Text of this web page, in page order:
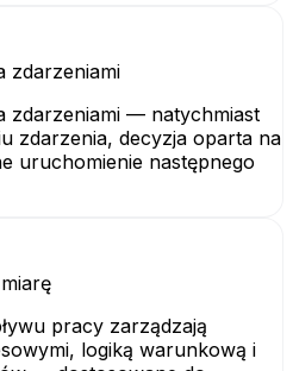
zdarzeniami
zdarzeniami — natychmiast
zdarzenia, decyzja oparta na
uruchomienie następnego
pracy zarządzają
logiką warunkową i